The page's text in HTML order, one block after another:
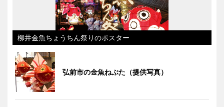
柳井金魚ちょうちん祭りのポスター
弘前市の金魚ねぷた（提供写真）